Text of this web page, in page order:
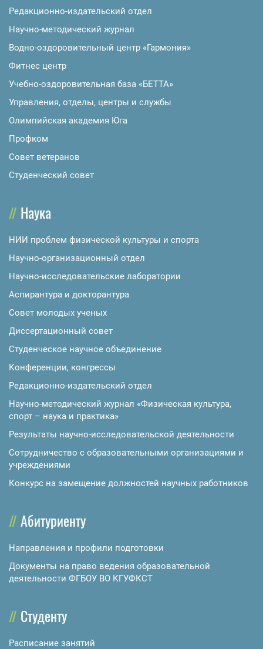
Редакционно-издательский отдел
Научно-методический журнал
Водно-оздоровительный центр «Гармония»
Фитнес центр
Учебно-оздоровительная база «БЕТТА»
Управления, отделы, центры и службы
Олимпийская академия Юга
Профком
Совет ветеранов
Студенческий совет
Наука
НИИ проблем физической культуры и спорта
Научно-организационный отдел
Научно-исследовательские лаборатории
Аспирантура и докторантура
Совет молодых ученых
Диссертационный совет
Студенческое научное объединение
Конференции, конгрессы
Редакционно-издательский отдел
Научно-методический журнал «Физическая культура,
спорт – наука и практика»
Результаты научно-исследовательской деятельности
Сотрудничество с образовательными организациями и
учреждениями
Конкурс на замещение должностей научных работников
Абитуриенту
Направления и профили подготовки
Документы на право ведения образовательной
деятельности ФГБОУ ВО КГУФКСТ
Студенту
Расписание занятий